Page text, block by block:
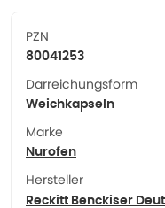
PZN
80041253
Darreichungsform
Weichkapseln
Marke
Nurofen
Hersteller
Reckitt Benckiser